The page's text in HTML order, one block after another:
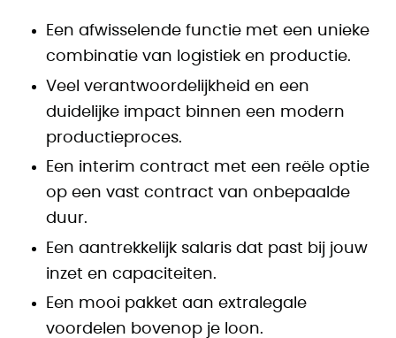
Een afwisselende functie met een unieke
combinatie van logistiek en productie.
Veel verantwoordelijkheid en een
duidelijke impact binnen een modern
productieproces.
Een interim contract met een reële optie
op een vast contract van onbepaalde
duur.
Een aantrekkelijk salaris dat past bij jouw
inzet en capaciteiten.
Een mooi pakket aan extralegale
voordelen bovenop je loon.